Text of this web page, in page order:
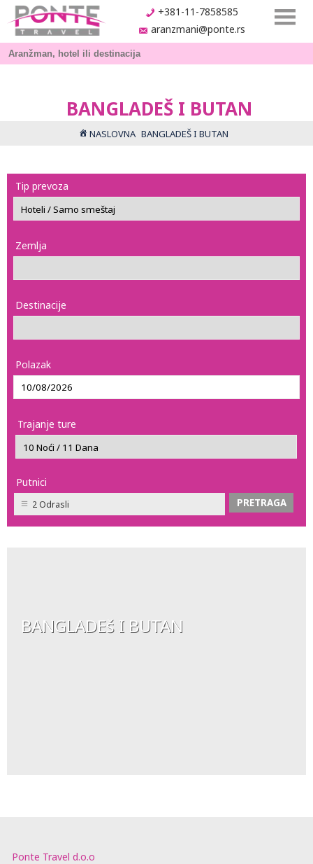
+381-11-7858585
aranzmani@ponte.rs
BANGLADEŠ I BUTAN
NASLOVNA BANGLADEŠ I BUTAN
Tip prevoza
Zemlja
Destinacije
Polazak
Trajanje ture
Putnici
2 Odrasli
BANGLADEš I BUTAN
Ponte Travel d.o.o